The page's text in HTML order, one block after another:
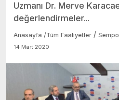
Uzmanı Dr. Merve
değerlendirmeler...
Anasayfa /Tüm Faaliyetler /
14 Mart 2020